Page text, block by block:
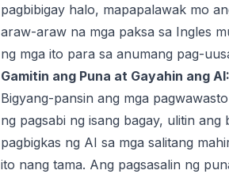
pagbibigay halo, mapapalawak mo
araw-araw na mga paksa sa Ingles
ng mga ito para sa anumang pag-
Gamitin ang Puna at Gayahin ang AI:
Bigyang-pansin ang mga
ng pagsabi ng isang bagay, ulitin
pagbigkas ng AI sa mga salitang
ito nang tama. Ang pagsasalin ng